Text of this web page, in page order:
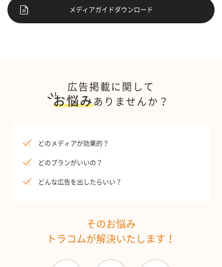
メディアガイドダウンロード
広告掲載に関して
お悩み ありませんか？
どのメディアが効果的？
どのプランがいいの？
どんな広告を出したらいい？
そのお悩み
トラコムが解決いたします！